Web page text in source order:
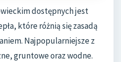
dostępnych jest
które różnią się zasadą
Najpopularniejsze z
gruntowe oraz wodne.